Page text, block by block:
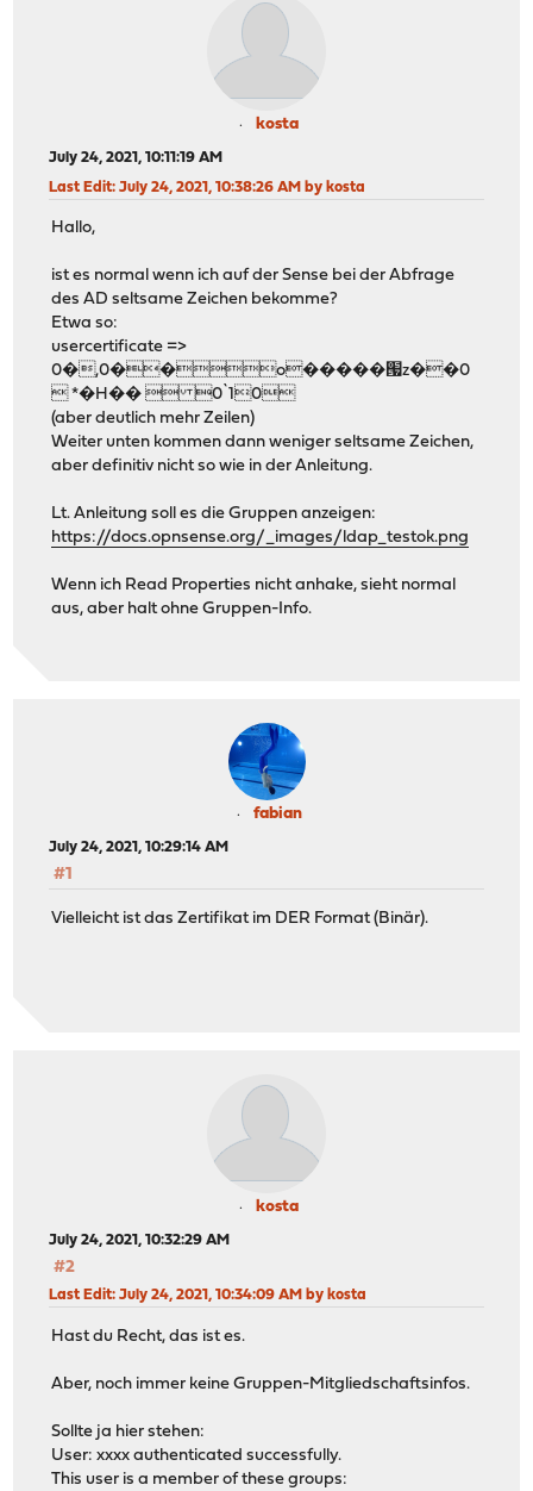
kosta
July 24, 2021, 10:11:19 AM
Last Edit: July 24, 2021, 10:38:26 AM by kosta
Hallo,
ist es normal wenn ich auf der Sense bei der Abfrage
des AD seltsame Zeichen bekomme?
Etwa so:
usercertificate =>
0�,0��o�����՗z��0
 *�H��  0`10
(aber deutlich mehr Zeilen)
Weiter unten kommen dann weniger seltsame Zeichen,
aber definitiv nicht so wie in der Anleitung.
Lt. Anleitung soll es die Gruppen anzeigen:
https://docs.opnsense.org/_images/ldap_testok.png
Wenn ich Read Properties nicht anhake, sieht normal
aus, aber halt ohne Gruppen-Info.
fabian
July 24, 2021, 10:29:14 AM
#1
Vielleicht ist das Zertifikat im DER Format (Binär).
kosta
July 24, 2021, 10:32:29 AM
#2
Last Edit: July 24, 2021, 10:34:09 AM by kosta
Hast du Recht, das ist es.
Aber, noch immer keine Gruppen-Mitgliedschaftsinfos.
Sollte ja hier stehen:
User: xxxx authenticated successfully.
This user is a member of these groups: